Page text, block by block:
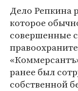
Дело Репкина
которое
совершенные
ранее был
собственной